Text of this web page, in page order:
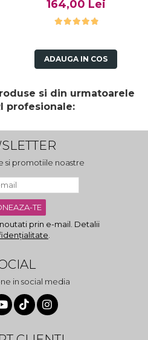
pure solution - 150ml
164,00 Lei
ADAUGA IN COS
si din urmatoarele
profesionale:
si promotiile noastre
prin e-mail. Detalii
in social media